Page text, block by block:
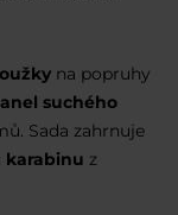
na popruhy
suchého
Sada zahrnuje
karabinu z